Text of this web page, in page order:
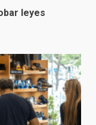
leyes